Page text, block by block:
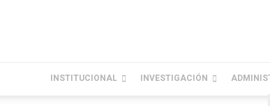
INSTITUCIONAL INVESTIGACIÓN